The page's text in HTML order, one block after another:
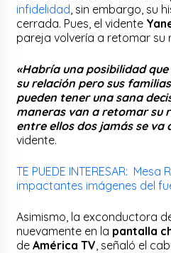
infidelidad , sin embargo, su
cerrada. Pues, el vidente
pareja volvería a retomar su
«Habría una posibilidad
su relación pero sus
pueden tener una sana
maneras van a retomar su
entre ellos dos jamás se va
vidente.
TE PUEDE INTERESAR: Mesa
impactantes imágenes del
Asimismo, la exconductora
nuevamente en la pantalla
deAmérica TV , señaló el